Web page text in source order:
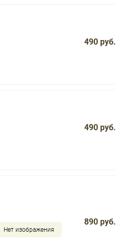
490 руб.
490 руб.
Нет изображения
890 руб.